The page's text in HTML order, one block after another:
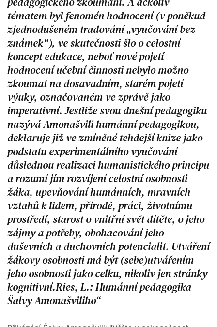
tématem byl fenomén hodnocení (v poněkud
zjednodušeném tradování „vyučování bez
známek“), ve skutečnosti šlo o celostní
koncept edukace, neboť nové pojetí
hodnocení učební činnosti nebylo možno
zkoumat na dosavadním, starém pojetí
výuky, označovaném ve zprávě jako
imperativní. Jestliže svou dnešní pedagogiku
nazývá Amonašvili humánní pedagogikou,
deklaruje již ve zmíněné tehdejší knize jako
podstatu experimentálního vyučování
důslednou realizaci humanistického principu
a rozumí jím rozvíjení celostní osobnosti
žáka, upevňování humánních, mravních
vztahů k lidem, přírodě, práci, životnímu
prostředí, starost o vnitřní svět dítěte, o jeho
zájmy a potřeby, obohacování jeho
duševních a duchovních potencialit. Utváření
žákovy osobnosti má být (sebe)utvářením
jeho osobnosti jako celku, nikoliv jen stránky
kognitivní.Ries, L.: Humánní pedagogika
Šalvy Amonašviliho